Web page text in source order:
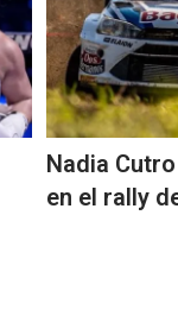
Nadia
en el rally